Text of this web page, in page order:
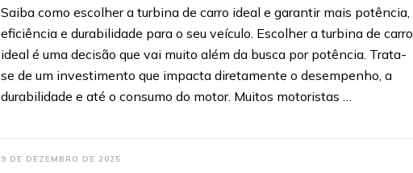
Saiba como escolher a turbina de carro ideal e garantir mais potência,
eficiência e durabilidade para o seu veículo. Escolher a turbina de carro
ideal é uma decisão que vai muito além da busca por potência. Trata-
se de um investimento que impacta diretamente o desempenho, a
durabilidade e até o consumo do motor. Muitos motoristas …
9 DE DEZEMBRO DE 2025